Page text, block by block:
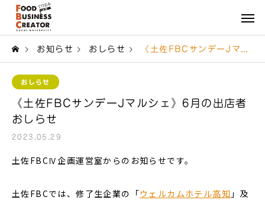
お知らせ おしらせ 《土佐FBCサンデーJマルシェ》6月の出店者おしらせ
おしらせ
《土佐FBCサンデーJマルシェ》6月の出店者
おしらせ
2023.05.29
土佐FBCⅣ企画運営室からのお知らせです。
土佐FBCでは、修了生企業の「ウェルカムホテル高知 」及